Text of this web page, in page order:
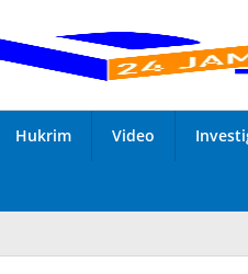
Hukrim Video